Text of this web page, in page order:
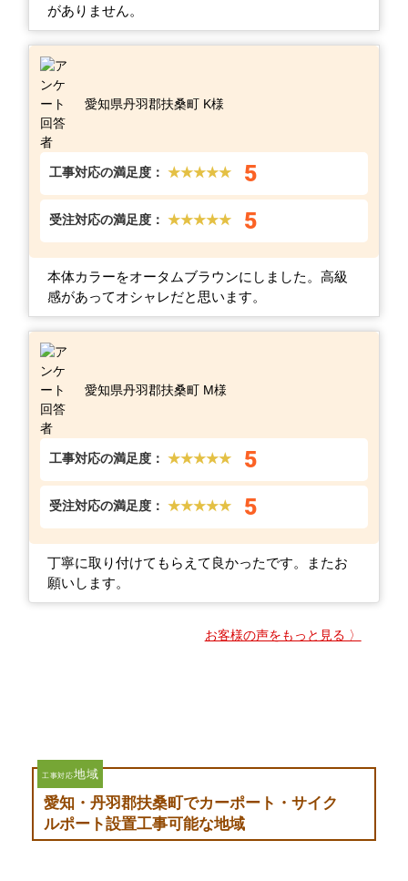
がありません。
愛知県丹羽郡扶桑町 K様
工事対応の満足度： ★★★★★ 5
受注対応の満足度： ★★★★★ 5
本体カラーをオータムブラウンにしました。高級
感があってオシャレだと思います。
愛知県丹羽郡扶桑町 M様
工事対応の満足度： ★★★★★ 5
受注対応の満足度： ★★★★★ 5
丁寧に取り付けてもらえて良かったです。またお
願いします。
お客様の声をもっと見る 〉
工事対応地域
愛知・丹羽郡扶桑町でカーポート・サイク
ルポート設置工事可能な地域